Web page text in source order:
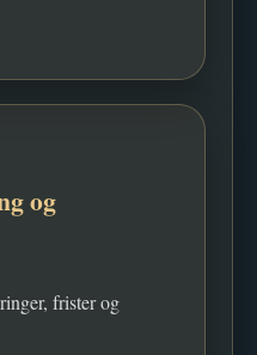
og
frister og